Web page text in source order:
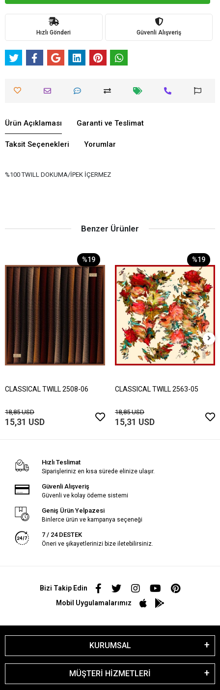
Hızlı Gönderi Güvenli Alışveriş
Ürün Açıklaması Garanti ve Teslimat
Taksit Seçenekleri Yorumlar
%100 TWILL DOKUMA/İPEK İÇERMEZ
Benzer Ürünler
%19
CLASSICAL TWILL 2508-06
18,85 USD
15,31 USD
%19
CLASSICAL TWILL 2563-05
18,85 USD
15,31 USD
Hızlı Teslimat
Siparişleriniz en kısa sürede elinize ulaşır.
Güvenli Alışveriş
Güvenli ve kolay ödeme sistemi
Geniş Ürün Yelpazesi
Binlerce ürün ve kampanya seçeneği
7 / 24 DESTEK
Öneri ve şikayetlerinizi bize iletebilirsiniz.
Bizi Takip Edin
Mobil Uygulamalarımız
KURUMSAL
MÜŞTERİ HİZMETLERİ